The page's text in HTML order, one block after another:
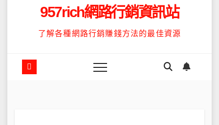
957rich網路行銷資訊站
了解各種網路行銷賺錢方法的最佳資源